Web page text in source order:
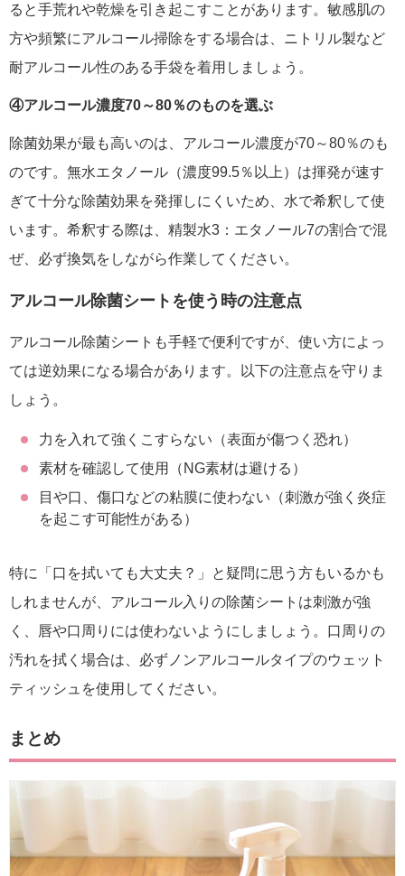
ると手荒れや乾燥を引き起こすことがあります。敏感肌の
方や頻繁にアルコール掃除をする場合は、ニトリル製など
耐アルコール性のある手袋を着用しましょう。
④アルコール濃度70～80％のものを選ぶ
除菌効果が最も高いのは、アルコール濃度が70～80％のも
のです。無水エタノール（濃度99.5％以上）は揮発が速す
ぎて十分な除菌効果を発揮しにくいため、水で希釈して使
います。希釈する際は、精製水3：エタノール7の割合で混
ぜ、必ず換気をしながら作業してください。
アルコール除菌シートを使う時の注意点
アルコール除菌シートも手軽で便利ですが、使い方によっ
ては逆効果になる場合があります。以下の注意点を守りま
しょう。
力を入れて強くこすらない（表面が傷つく恐れ）
素材を確認して使用（NG素材は避ける）
目や口、傷口などの粘膜に使わない（刺激が強く炎症
を起こす可能性がある）
特に「口を拭いても大丈夫？」と疑問に思う方もいるかも
しれませんが、アルコール入りの除菌シートは刺激が強
く、唇や口周りには使わないようにしましょう。口周りの
汚れを拭く場合は、必ずノンアルコールタイプのウェット
ティッシュを使用してください。
まとめ